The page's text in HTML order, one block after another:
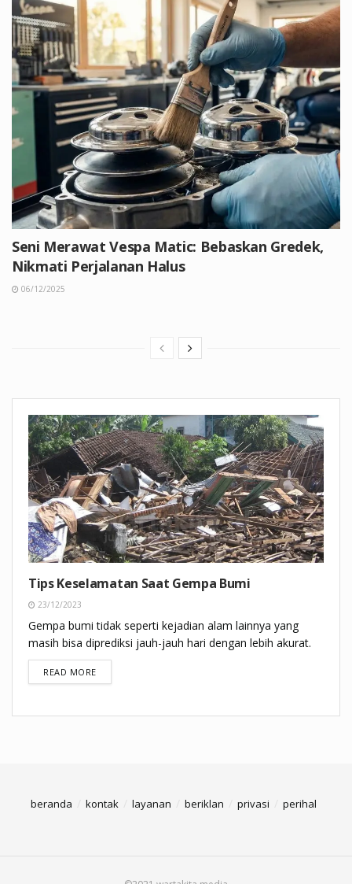
Seni Merawat Vespa Matic: Bebaskan Gredek,
Nikmati Perjalanan Halus
06/12/2025
Tips Keselamatan Saat Gempa Bumi
23/12/2023
Gempa bumi tidak seperti kejadian alam lainnya yang
masih bisa diprediksi jauh-jauh hari dengan lebih akurat.
READ MOREDETAILS
beranda kontak layanan beriklan privasi perihal